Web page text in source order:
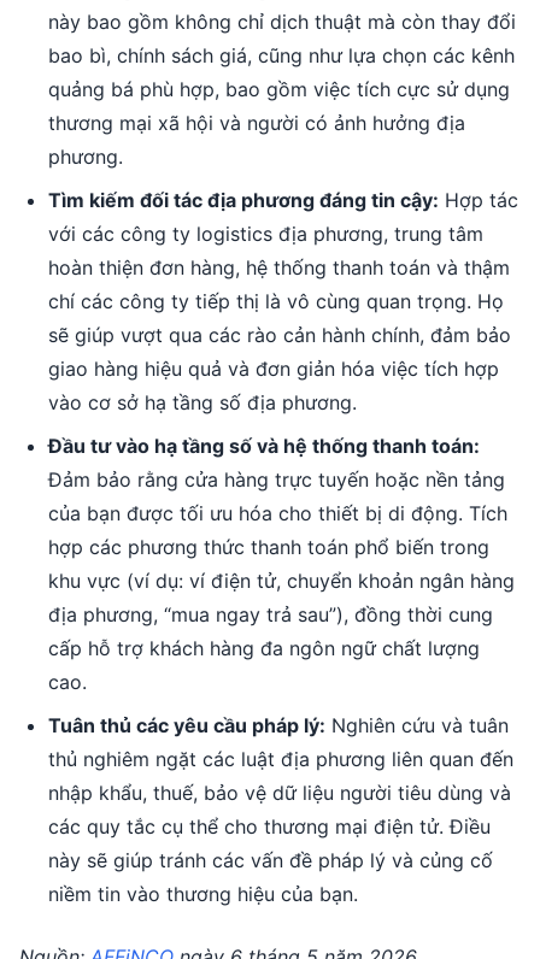
này bao gồm không chỉ dịch thuật mà còn thay đổi
bao bì, chính sách giá, cũng như lựa chọn các kênh
quảng bá phù hợp, bao gồm việc tích cực sử dụng
thương mại xã hội và người có ảnh hưởng địa
phương.
Tìm kiếm đối tác địa phương đáng tin cậy: Hợp tác
với các công ty logistics địa phương, trung tâm
hoàn thiện đơn hàng, hệ thống thanh toán và thậm
chí các công ty tiếp thị là vô cùng quan trọng. Họ
sẽ giúp vượt qua các rào cản hành chính, đảm bảo
giao hàng hiệu quả và đơn giản hóa việc tích hợp
vào cơ sở hạ tầng số địa phương.
Đầu tư vào hạ tầng số và hệ thống thanh toán:
Đảm bảo rằng cửa hàng trực tuyến hoặc nền tảng
của bạn được tối ưu hóa cho thiết bị di động. Tích
hợp các phương thức thanh toán phổ biến trong
khu vực (ví dụ: ví điện tử, chuyển khoản ngân hàng
địa phương, “mua ngay trả sau”), đồng thời cung
cấp hỗ trợ khách hàng đa ngôn ngữ chất lượng
cao.
Tuân thủ các yêu cầu pháp lý: Nghiên cứu và tuân
thủ nghiêm ngặt các luật địa phương liên quan đến
nhập khẩu, thuế, bảo vệ dữ liệu người tiêu dùng và
các quy tắc cụ thể cho thương mại điện tử. Điều
này sẽ giúp tránh các vấn đề pháp lý và củng cố
niềm tin vào thương hiệu của bạn.